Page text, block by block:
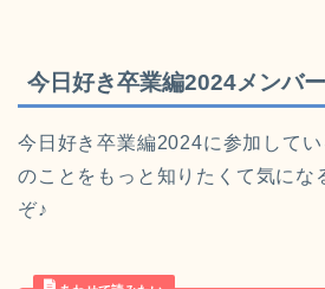
今日好き卒業編2024メンバー
今日好き卒業編2024に参加して
のことをもっと知りたくて気にな
ぞ♪